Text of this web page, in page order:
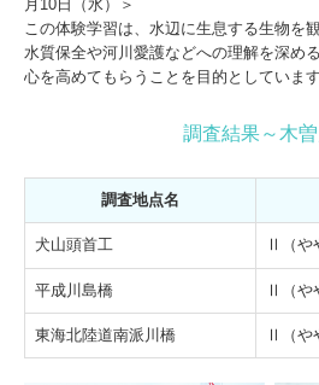
月10日（水）＞
この体験学習は、水辺に生息する生物を
水質保全や河川愛護などへの理解を深め
心を高めてもらうことを目的としています
調査結果～木曽
調査地点名
犬山頭首工 Ⅱ（や
平成川島橋 Ⅱ（や
東海北陸道南派川橋 Ⅱ（や